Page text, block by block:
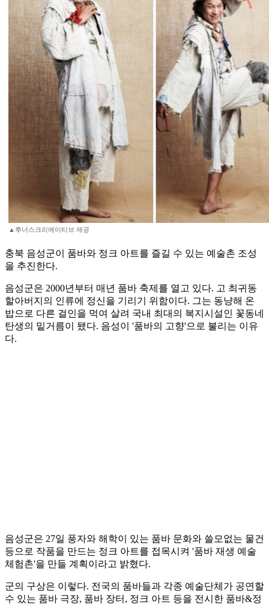
▲후너스크리에이티브 제공
충북 음성군이 품바와 정크 아트를 즐길 수 있는 예술촌 조성
을 추진한다.
음성군은 2000년부터 매년 품바 축제를 열고 있다. 고 최귀동
할아버지의 인류에 정신을 기리기 위함이다. 그는 동냥해 온
밥으로 다른 걸인을 먹여 살려 국내 최대의 복지시설인 꽃동네
탄생의 밑거름이 됐다. 음성이 '품바의 고향'으로 불리는 이유
다.
음성군은 27일 풍자와 해학이 있는 품바 문화와 쓸모없는 물건
등으로 작품을 만드는 정크 아트를 접목시켜 '품바 재생 예술
체험촌'을 만들 계획이라고 밝혔다.
군의 구상은 이렇다. 전국의 품바들과 각종 예술단체가 공연할
수 있는 품바 극장, 품바 장터, 정크 아트 등을 전시한 품바&정